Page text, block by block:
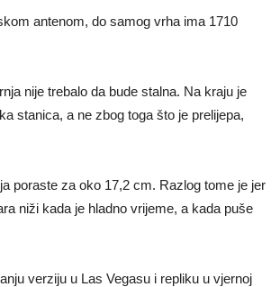
antenom, do samog vrha ima 1710
nije trebalo da bude stalna. Na kraju je
stanica, a ne zbog toga što je prelijepa,
poraste za oko 17,2 cm. Razlog tome je jer
niži kada je hladno vrijeme, a kada puše
verziju u Las Vegasu i repliku u vjernoj